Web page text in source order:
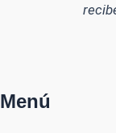
Menú